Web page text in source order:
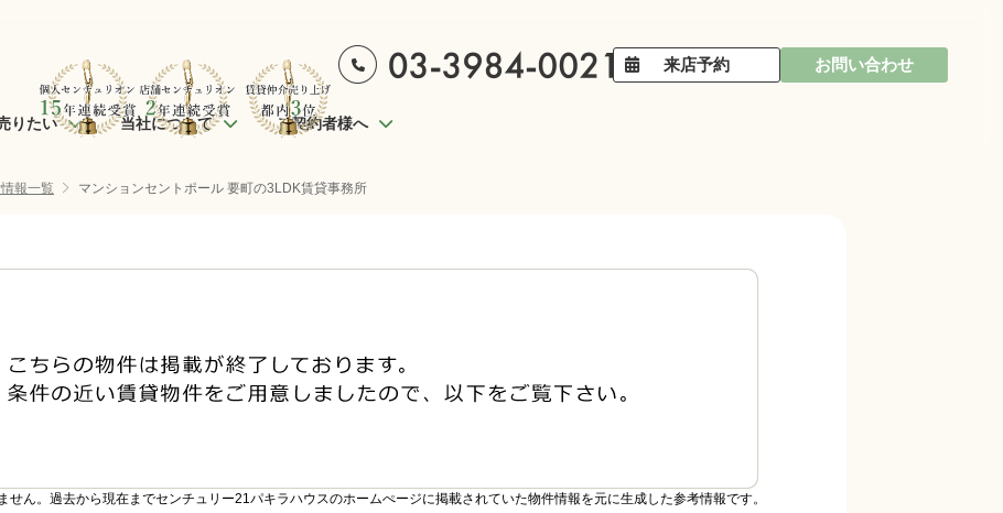
来店予約 お問い合わせ
りたい 当社について ご契約者様へ
報一覧 マンションセントポール 要町の3LDK賃貸事務所
ん。過去から現在までセンチュリー21パキラハウスのホームぺージに掲載されていた物件情報を元に生成した参考情報です。